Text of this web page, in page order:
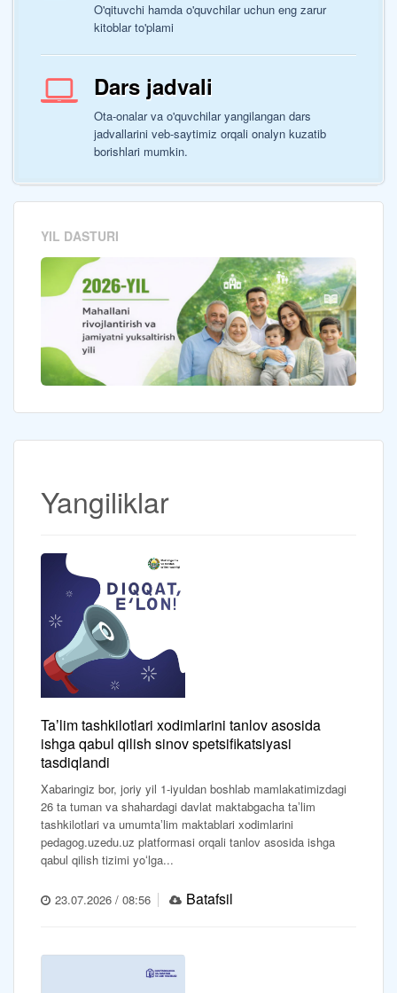
O'qituvchi hamda o'quvchilar uchun eng zarur
kitoblar to'plami
Dars jadvali
Ota-onalar va o'quvchilar yangilangan dars
jadvallarini veb-saytimiz orqali onalyn kuzatib
borishlari mumkin.
YIL DASTURI
Yangiliklar
Taʼlim tashkilotlari xodimlarini tanlov asosida
ishga qabul qilish sinov spetsifikatsiyasi
tasdiqlandi
Xabaringiz bor, joriy yil 1-iyuldan boshlab mamlakatimizdagi
26 ta tuman va shahardagi davlat maktabgacha taʼlim
tashkilotlari va umumtaʼlim maktablari xodimlarini
pedagog.uzedu.uz platformasi orqali tanlov asosida ishga
qabul qilish tizimi yoʻlga...
23.07.2026 / 08:56 Batafsil